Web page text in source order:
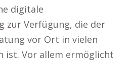
digitale
zur Verfügung, die der
vor Ort in vielen
ist. Vor allem ermöglicht